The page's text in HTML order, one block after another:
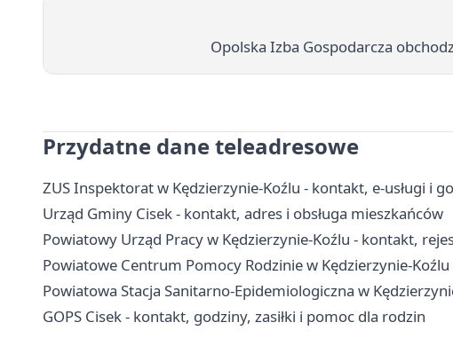
Opolska Izba Gospodarcza
Przydatne dane teleadresowe
ZUS Inspektorat w Kędzierzynie-Koźlu - kontakt, e-usługi i
Urząd Gminy Cisek - kontakt, adres i obsługa mieszkańców
Powiatowy Urząd Pracy w Kędzierzynie-Koźlu - kontakt,
Powiatowe Centrum Pomocy Rodzinie w Kędzierzynie-
Powiatowa Stacja Sanitarno-Epidemiologiczna w
GOPS Cisek - kontakt, godziny, zasiłki i pomoc dla rodzin